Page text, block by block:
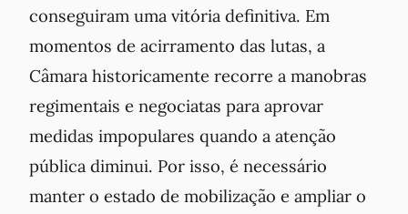
conseguiram uma vitória definitiva. Em
momentos de acirramento das lutas, a
Câmara historicamente recorre a manobras
regimentais e negociatas para aprovar
medidas impopulares quando a atenção
pública diminui. Por isso, é necessário
manter o estado de mobilização e ampliar o